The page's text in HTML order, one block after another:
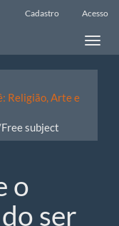
Cadastro Acesso
Toggle
Religião, Arte e
subject
o
ser